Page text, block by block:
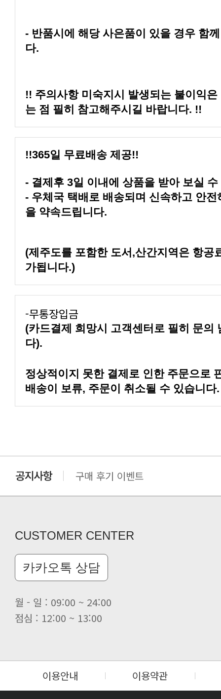
다.
는 점 필히 참고해주시길 바랍니다. !!
!!365일 무료배송 제공!!
- 결제후 3일 이내에 상품을 받아 보실
을 약속드립니다.
가됩니다.)
-무통장입금
다).
배송이 보류, 주문이 취소될 수 있습니다.
클린 공장명 변경
CUSTOMER CENTER
카카오톡 상담
월 - 일 : 09:00 ~ 24:00
점심 : 12:00 ~ 13:00
이용안내 이용약관